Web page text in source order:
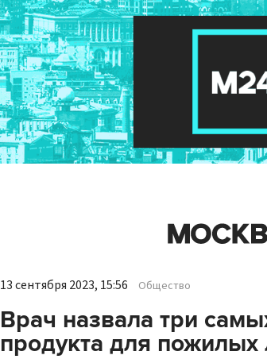
13 сентября 2023, 15:56 Общество
Врач назвала три
продукта для